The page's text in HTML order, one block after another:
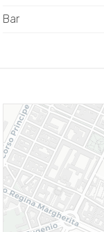
Bar